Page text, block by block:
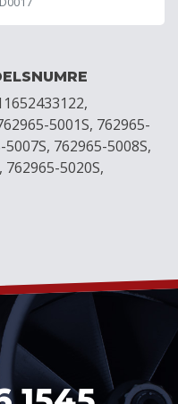
5001S, 762965-
762965-5008S,
762965-5020S,